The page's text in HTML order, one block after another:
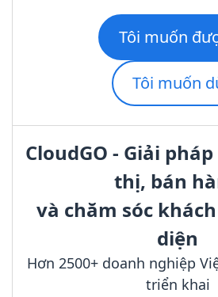
Tôi muốn
Tôi muốn
CloudGO - Giải
thị, bán
và chăm sóc
diện
Hơn 2500+ doanh nghiệp
triển khai